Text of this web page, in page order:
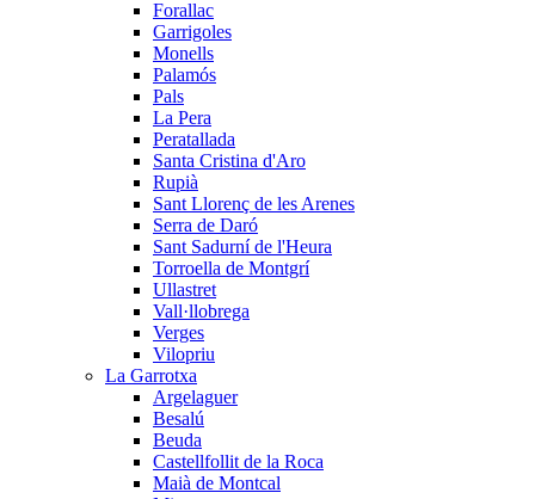
Forallac
Garrigoles
Monells
Palamós
Pals
La Pera
Peratallada
Santa Cristina d'Aro
Rupià
Sant Llorenç de les Arenes
Serra de Daró
Sant Sadurní de l'Heura
Torroella de Montgrí
Ullastret
Vall·llobrega
Verges
Vilopriu
La Garrotxa
Argelaguer
Besalú
Beuda
Castellfollit de la Roca
Maià de Montcal